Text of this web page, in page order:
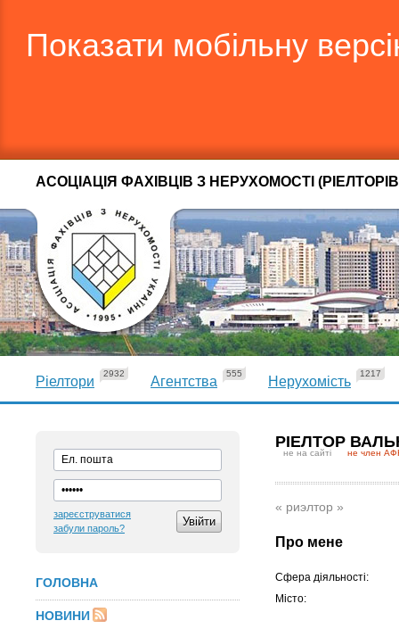
Показати мобільну
АСОЦІАЦІЯ ФАХІВЦІВ З НЕРУХОМОСТІ
Ріелтори
2932
Агентства
555
Нерухомість
1217
зареєструватися
забули пароль?
ГОЛОВНА
НОВИНИ
РІЕЛТОР
не на сайті не член
« риэлтор »
Про мене
Сфера діяльності:
Місто: